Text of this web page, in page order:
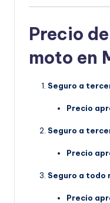
Precio
moto en
Seguro a
Precio
Seguro a
Precio
Seguro a todo
Precio